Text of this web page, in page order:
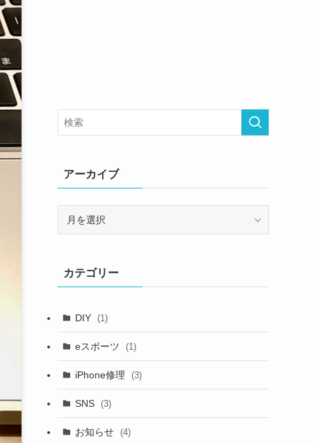
アーカイブ
ブカテゴリー
DIY (1)
eスポーツ (1)
iPhone修理 (3)
SNS (3)
お知らせ (4)